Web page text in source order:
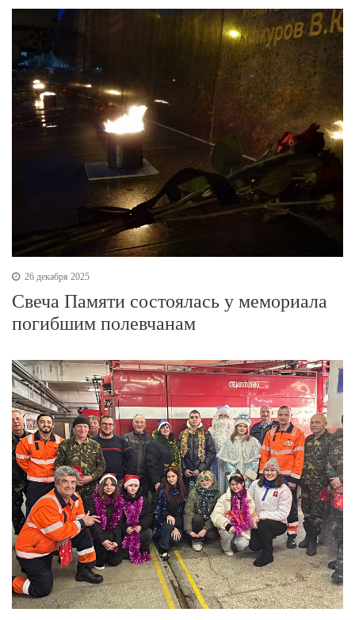
26 декабря 2025
Свеча Памяти состоялась у мемориала
погибшим полевчанам